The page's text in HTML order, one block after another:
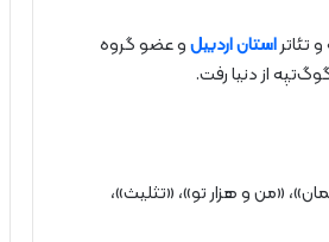
تئاتراستان اردبیلو عضو گروه
از دنیا رفت.
«بی‌خانمان»، «من و هزار تو»، «تثلیث»،